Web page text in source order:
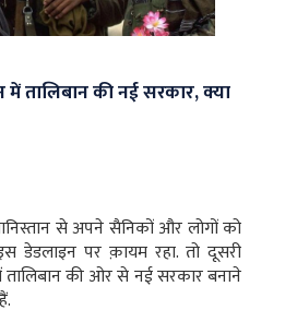
में तालिबान की नई सरकार, क्या
से अपने सैनिकों और लोगों को
डेडलाइन पर क़ायम रहा. तो दूसरी
की ओर से नई सरकार बनाने